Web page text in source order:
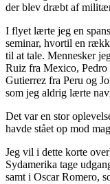
der blev dræbt af
I flyet lærte jeg en
seminar, hvortil en
til at tale. Mennesker
Ruiz fra Mexico, Pedro
Gutierrez fra Peru og
som jeg aldrig lærte
Det var en stor
havde stået op mod
Jeg vil i dette korte
Sydamerika tage
samt i Oscar Romero,